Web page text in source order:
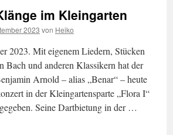
im Kleingarten
2023 von Heiko
2023. Mit eigenem Liedern, Stücken
Bach und anderen Klassikern hat der
Arnold – alias „Benar“ – heute
in der Kleingartensparte „Flora I“
Seine Dartbietung in der …